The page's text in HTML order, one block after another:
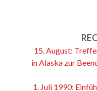
15. August:
in Alaska zur
1. Juli 1990: